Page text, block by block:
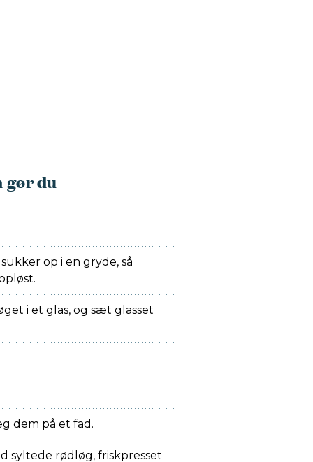
gør du
op i en gryde, så
i et glas, og sæt glasset
dem på et fad.
syltede rødløg, friskpresset